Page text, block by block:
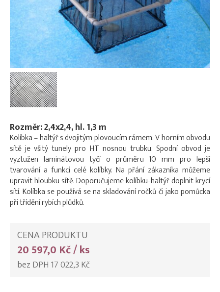
Rozměr: 2,4x2,4, hl. 1,3 m
Kolíbka – haltýř s dvojitým plovoucím rámem. V horním obvodu
sítě je všitý tunely pro HT nosnou trubku. Spodní obvod je
vyztužen laminátovou tyčí o průměru 10 mm pro lepší
tvarování a funkci celé kolíbky. Na přání zákazníka můžeme
upravit hloubku sítě. Doporučujeme kolíbku-haltýř doplnit krycí
sítí. Kolíbka se používá se na skladování ročků či jako pomůcka
při třídění rybích plůdků.
CENA PRODUKTU
20 597,0 Kč / ks
bez DPH 17 022,3 Kč